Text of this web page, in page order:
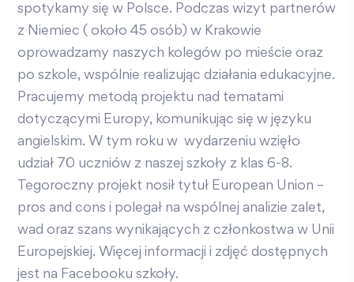
spotykamy się w Polsce. Podczas wizyt partnerów
z Niemiec ( około 45 osób) w Krakowie
oprowadzamy naszych kolegów po mieście oraz
po szkole, wspólnie realizując działania edukacyjne.
Pracujemy metodą projektu nad tematami
dotyczącymi Europy, komunikując się w języku
angielskim. W tym roku w wydarzeniu wzięło
udział 70 uczniów z naszej szkoły z klas 6-8.
Tegoroczny projekt nosił tytuł European Union –
pros and cons i polegał na wspólnej analizie zalet,
wad oraz szans wynikających z członkostwa w Unii
Europejskiej. Więcej informacji i zdjęć dostępnych
jest na Facebooku szkoły.